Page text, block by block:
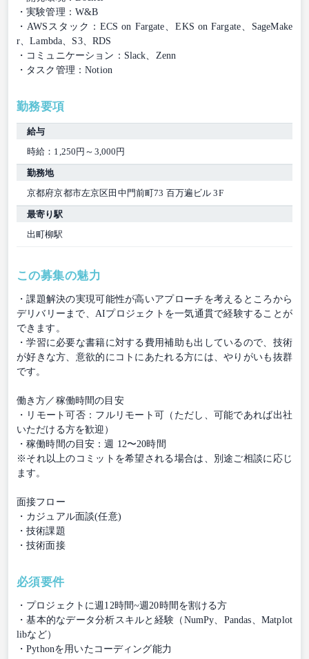
・実験管理：W&B
・AWSスタック：ECS on Fargate、EKS on Fargate、SageMake
r、Lambda、S3、RDS
・コミュニケーション：Slack、Zenn
・タスク管理：Notion
勤務要項
給与
時給：1,250円～3,000円
勤務地
京都府京都市左京区田中門前町73 百万遍ビル 3F
最寄り駅
出町柳駅
この募集の魅力
・課題解決の実現可能性が高いアプローチを考えるところから
デリバリーまで、AIプロジェクトを一気通貫で経験することが
できます。
・学習に必要な書籍に対する費用補助も出しているので、技術
が好きな方、意欲的にコトにあたれる方には、やりがいも抜群
です。
働き方／稼働時間の目安
・リモート可否：フルリモート可（ただし、可能であれば出社
いただける方を歓迎）
・稼働時間の目安：週 12〜20時間
※それ以上のコミットを希望される場合は、別途ご相談に応じ
ます。
面接フロー
・カジュアル面談(任意)
・技術課題
・技術面接
必須要件
・プロジェクトに週12時間~週20時間を割ける方
・基本的なデータ分析スキルと経験（NumPy、Pandas、Matplot
libなど）
・Pythonを用いたコーディング能力